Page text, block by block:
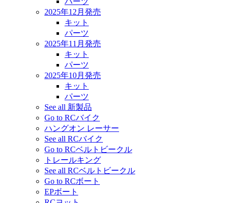
2025年12月発売
キット
パーツ
2025年11月発売
キット
パーツ
2025年10月発売
キット
パーツ
See all 新製品
Go to RCバイク
ハングオン レーサー
See all RCバイク
Go to RCベルトビークル
トレールキング
See all RCベルトビークル
Go to RCボート
EPボート